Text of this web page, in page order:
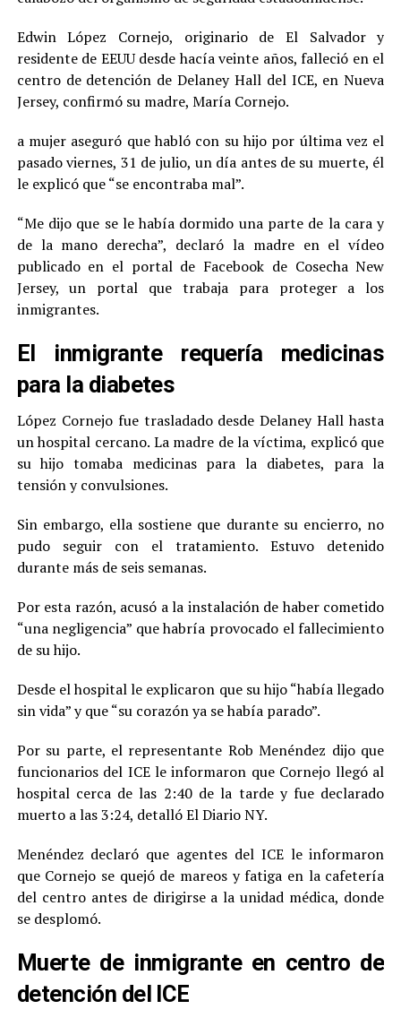
Edwin López Cornejo, originario de El Salvador y
residente de EEUU desde hacía veinte años, falleció en el
centro de detención de Delaney Hall del ICE, en Nueva
Jersey, confirmó su madre, María Cornejo.
a mujer aseguró que habló con su hijo por última vez el
pasado viernes, 31 de julio, un día antes de su muerte, él
le explicó que “se encontraba mal”.
“Me dijo que se le había dormido una parte de la cara y
de la mano derecha”, declaró la madre en el vídeo
publicado en el portal de Facebook de Cosecha New
Jersey, un portal que trabaja para proteger a los
inmigrantes.
El inmigrante requería medicinas
para la diabetes
López Cornejo fue trasladado desde Delaney Hall hasta
un hospital cercano. La madre de la víctima, explicó que
su hijo tomaba medicinas para la diabetes, para la
tensión y convulsiones.
Sin embargo, ella sostiene que durante su encierro, no
pudo seguir con el tratamiento. Estuvo detenido
durante más de seis semanas.
Por esta razón, acusó a la instalación de haber cometido
“una negligencia” que habría provocado el fallecimiento
de su hijo.
Desde el hospital le explicaron que su hijo “había llegado
sin vida” y que “su corazón ya se había parado”.
Por su parte, el representante Rob Menéndez dijo que
funcionarios del ICE le informaron que Cornejo llegó al
hospital cerca de las 2:40 de la tarde y fue declarado
muerto a las 3:24, detalló El Diario NY.
Menéndez declaró que agentes del ICE le informaron
que Cornejo se quejó de mareos y fatiga en la cafetería
del centro antes de dirigirse a la unidad médica, donde
se desplomó.
Muerte de inmigrante en centro de
detención del ICE